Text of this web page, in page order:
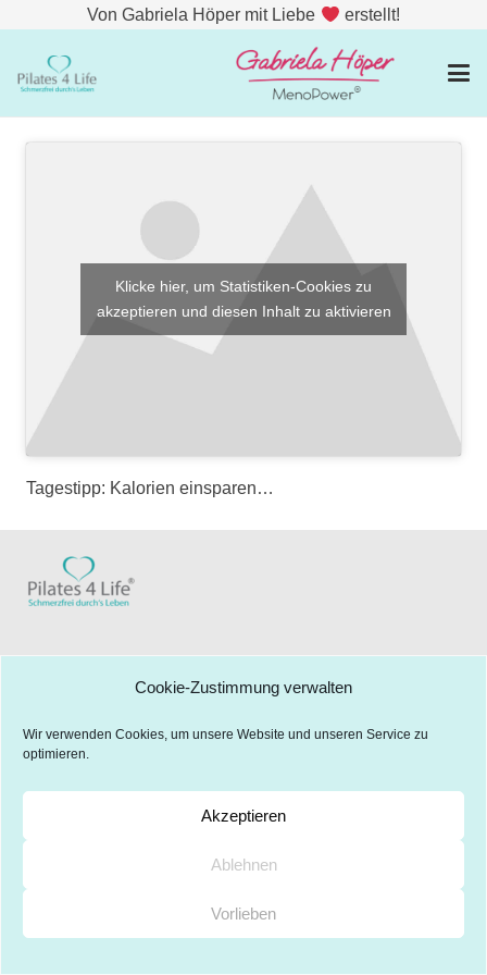
Von Gabriela Höper mit Liebe erstellt!
Cookie-Zustimmung verwalten
Wir verwenden Cookies, um unsere Website und unseren Service zu
optimieren.
Akzeptieren
Ablehnen
Vorlieben
Klicke hier, um Statistiken-Cookies zu
akzeptieren und diesen Inhalt zu aktivieren
Tagestipp: Kalorien einsparen…
Datenschutz
Haftungsausschluss
gabriela@pilates4life.de